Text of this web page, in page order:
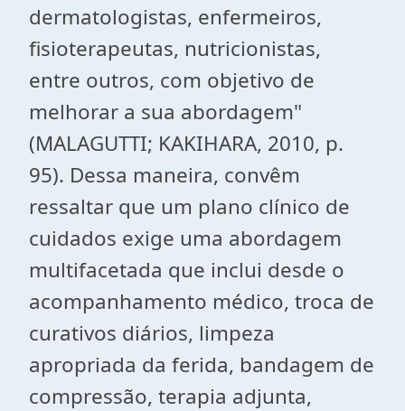
dermatologistas, enfermeiros,
fisioterapeutas, nutricionistas,
entre outros, com objetivo de
melhorar a sua abordagem"
(MALAGUTTI; KAKIHARA, 2010, p.
95). Dessa maneira, convêm
ressaltar que um plano clínico de
cuidados exige uma abordagem
multifacetada que inclui desde o
acompanhamento médico, troca de
curativos diários, limpeza
apropriada da ferida, bandagem de
compressão, terapia adjunta,